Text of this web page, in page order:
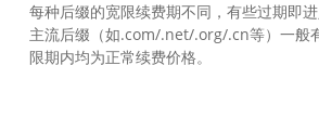
每种后缀的宽限续费期不同，有些过期即
主流后缀（如.com/.net/.org/.cn等）一般
限期内均为正常续费价格。